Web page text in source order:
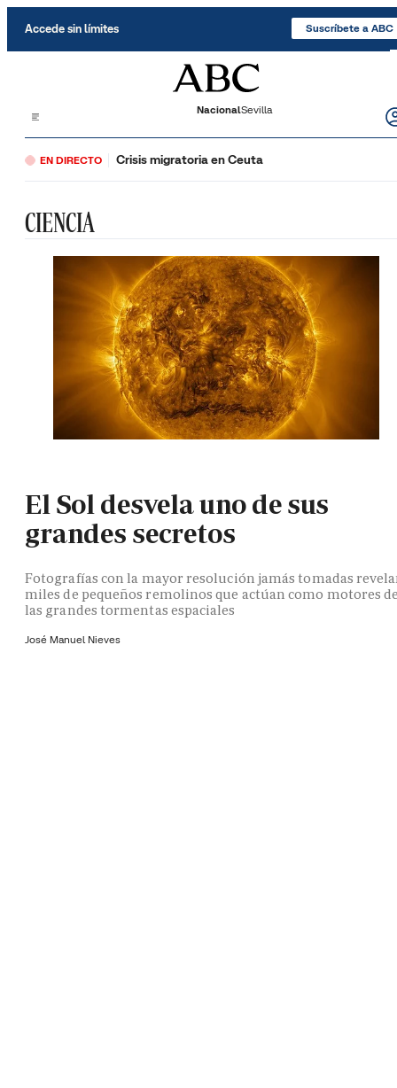
Accede sin límites Suscríbete a ABC
NacionalSevilla
EN DIRECTO Crisis migratoria en Ceuta
CIENCIA
El Sol desvela uno de sus
grandes secretos
Fotografías con la mayor resolución jamás tomadas
miles de pequeños remolinos que actúan como motores
las grandes tormentas espaciales
José Manuel Nieves